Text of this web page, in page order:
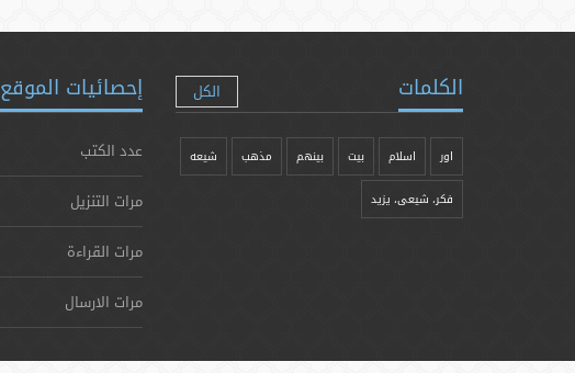
الكلمات الكل
اور اسلام بیت بينهم مذهب شيعه
فکر، شیعی، یزيد
إحصائيات الموقع
عدد الكتب
مرات التنزيل
مرات القراءة
مرات الارسال